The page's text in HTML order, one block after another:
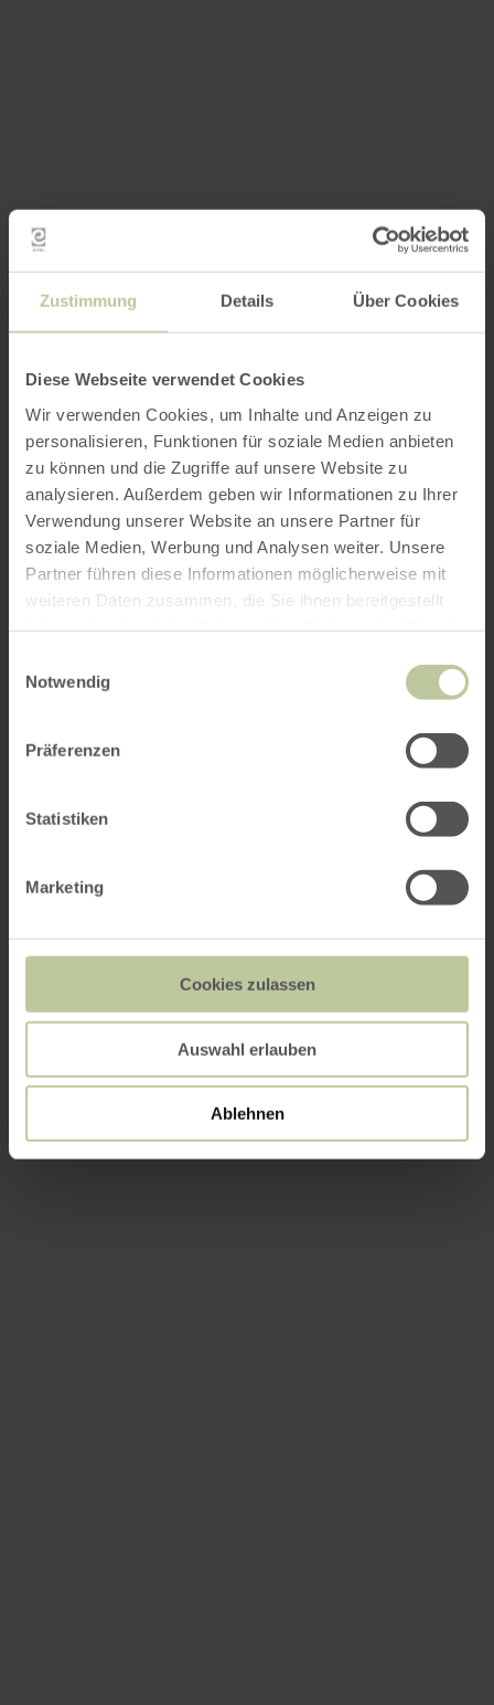
Zustimmung Details Über Cookies
Diese Webseite verwendet Cookies
Wir verwenden Cookies, um Inhalte und Anzeigen zu
personalisieren, Funktionen für soziale Medien anbieten
zu können und die Zugriffe auf unsere Website zu
analysieren. Außerdem geben wir Informationen zu Ihrer
Verwendung unserer Website an unsere Partner für
soziale Medien, Werbung und Analysen weiter. Unsere
Partner führen diese Informationen möglicherweise mit
weiteren Daten zusammen, die Sie ihnen bereitgestellt
Notwendig
Präferenzen
Statistiken
Marketing
Cookies zulassen
Auswahl erlauben
Ablehnen